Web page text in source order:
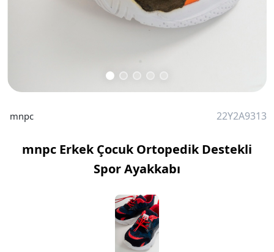
mnpc 22Y2A9313
mnpc Erkek Çocuk Ortopedik Destekli
Spor Ayakkabı